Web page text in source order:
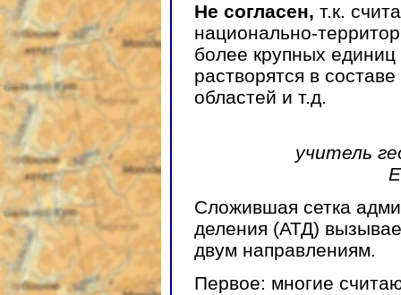
Не согласен, т.к.
национально-
более крупных
растворятся в
областей и т.д.
учитель
Сложившая сетка
деления (АТД)
двум направлениям.
Первое: многие